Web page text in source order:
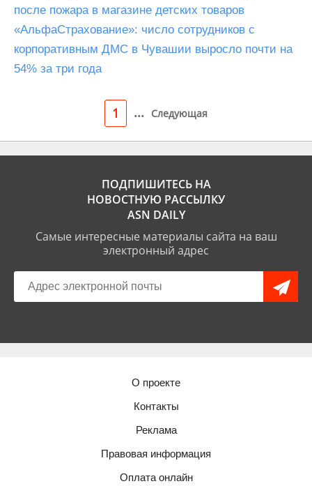
после пожара в магазине детских товаров
«АльфаСтрахование»: число сотрудников с
корпоративным ДМС в Чувашии выросло почти на
54% за три года
1 ... Следующая
ПОДПИШИТЕСЬ НА
НОВОСТНУЮ РАССЫЛКУ
ASN DAILY
Самые интересные материалы сайта на ваш
электронный адрес
О проекте
Контакты
Реклама
Правовая информация
Оплата онлайн